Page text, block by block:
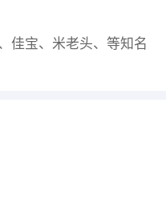
佳宝、米老头、等知名